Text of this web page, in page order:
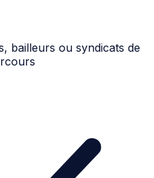
bailleurs ou syndicats de